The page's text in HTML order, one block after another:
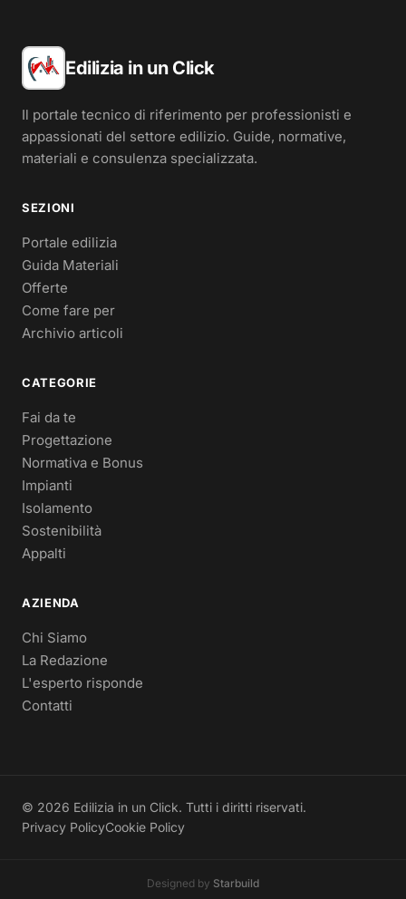
Edilizia in un Click
Il portale tecnico di riferimento per professionisti e
appassionati del settore edilizio. Guide, normative,
materiali e consulenza specializzata.
SEZIONI
Portale edilizia
Guida Materiali
Offerte
Come fare per
Archivio articoli
CATEGORIE
Fai da te
Progettazione
Normativa e Bonus
Impianti
Isolamento
Sostenibilità
Appalti
AZIENDA
Chi Siamo
La Redazione
L'esperto risponde
Contatti
© 2026 Edilizia in un Click. Tutti i diritti riservati.
Privacy PolicyCookie Policy
Designed by Starbuild